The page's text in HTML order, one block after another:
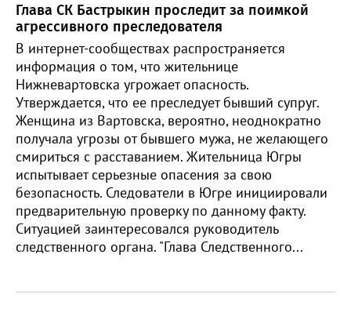
Глава СК Бастрыкин проследит за поимкой
агрессивного преследователя
В интернет-сообществах распространяется
информация о том, что жительнице
Нижневартовска угрожает опасность.
Утверждается, что ее преследует бывший супруг.
Женщина из Вартовска, вероятно, неоднократно
получала угрозы от бывшего мужа, не желающего
смириться с расставанием. Жительница Югры
испытывает серьезные опасения за свою
безопасность. Следователи в Югре инициировали
предварительную проверку по данному факту.
Ситуацией заинтересовался руководитель
следственного органа. "Глава Следственного...